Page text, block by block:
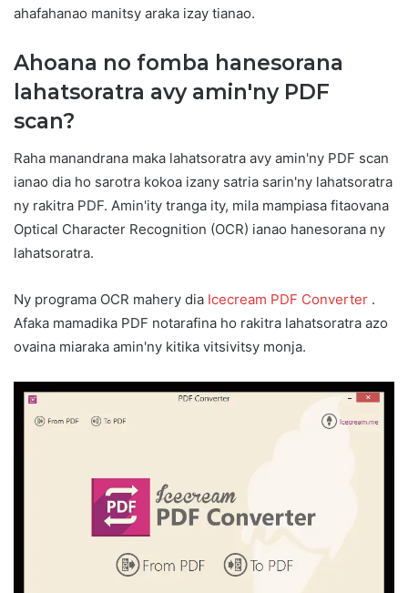
ahafahanao manitsy araka izay tianao.
Ahoana no fomba hanesorana
lahatsoratra avy amin'ny PDF
scan?
Raha manandrana maka lahatsoratra avy amin'ny PDF scan
ianao dia ho sarotra kokoa izany satria sarin'ny lahatsoratra
ny rakitra PDF. Amin'ity tranga ity, mila mampiasa fitaovana
Optical Character Recognition (OCR) ianao hanesorana ny
lahatsoratra.
Ny programa OCR mahery dia Icecream PDF Converter .
Afaka mamadika PDF notarafina ho rakitra lahatsoratra azo
ovaina miaraka amin'ny kitika vitsivitsy monja.